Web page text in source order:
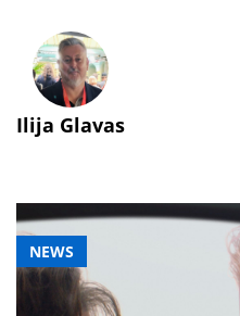
NEWS
Ilija Glavas